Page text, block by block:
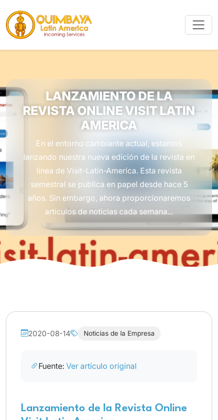
LANZAMIENTO DE LA
REVISTA ONLINE VISIT LATIN
AMERICA
En el entorno cambiante actual, estamos
lanzando nuestra nueva edición de la revista en
línea de Visit-Latin-America. Esta revista
semestral se publica en papel desde hace 5
años. Sin embargo, ahora proporcionaremos
artículos de noticias cada semana...
2020-08-14 Noticias de la Empresa
Fuente: Ver artículo original
Lanzamiento de la Revista Online